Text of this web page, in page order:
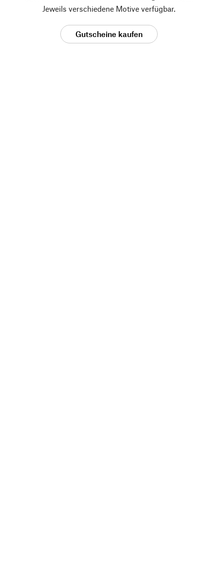
Jeweils verschiedene Motive verfügbar.
Gutscheine kaufen